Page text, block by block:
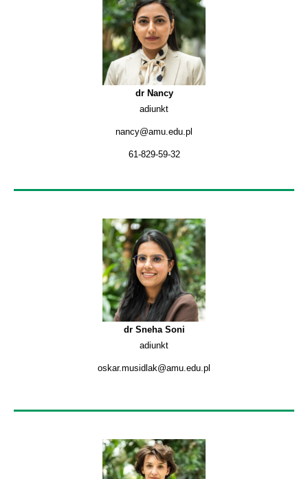
dr Nancy
adiunkt
nancy@amu.edu.pl
61-829-59-32
dr Sneha Soni
adiunkt
oskar.musidlak@amu.edu.pl